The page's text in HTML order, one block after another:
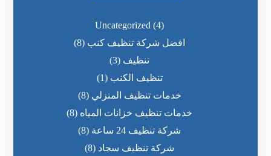
Uncategorized (4)
افضل شركة تنظيف كنب (8)
تنظيف (3)
تنظيف الكنب (1)
خدمات تنظيف المنزلي (8)
خدمات تنظيف خزانات المياه (8)
شركة تنظيف 24 ساعة
(8)
شركة تنظيف سجاد (8)